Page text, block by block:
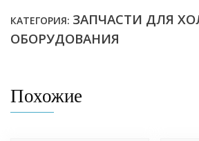
КАТЕГОРИЯ: ЗАПЧАСТИ ДЛЯ
ОБОРУДОВАНИЯ
Похожие